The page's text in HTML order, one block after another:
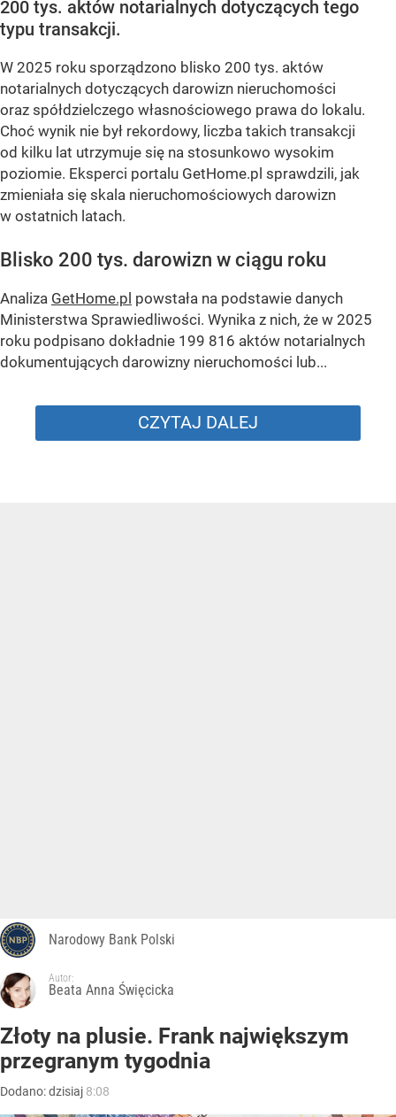
200 tys. aktów notarialnych dotyczących tego
typu transakcji.
W 2025 roku sporządzono blisko 200 tys. aktów
notarialnych dotyczących darowizn nieruchomości
oraz spółdzielczego własnościowego prawa do lokalu.
Choć wynik nie był rekordowy, liczba takich transakcji
od kilku lat utrzymuje się na stosunkowo wysokim
poziomie. Eksperci portalu GetHome.pl sprawdzili, jak
zmieniała się skala nieruchomościowych darowizn
w ostatnich latach.
Blisko 200 tys. darowizn w ciągu roku
Analiza GetHome.pl powstała na podstawie danych
Ministerstwa Sprawiedliwości. Wynika z nich, że w 2025
roku podpisano dokładnie 199 816 aktów notarialnych
dokumentujących darowizny nieruchomości lub...
CZYTAJ DALEJ
Narodowy Bank Polski
Autor:
Beata Anna Święcicka
Złoty na plusie. Frank największym
przegranym tygodnia
Dodano:dzisiaj 8:08